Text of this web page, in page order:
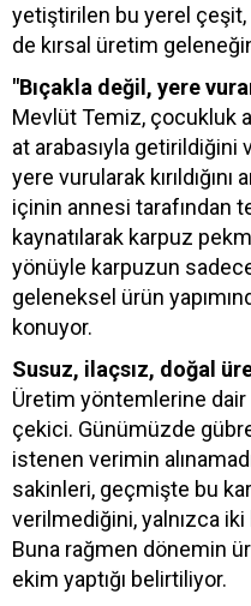
yetiştirilen bu yerel
de kırsal üretim
"Bıçakla değil, yere
Mevlüt Temiz, çocukluk
at arabasıyla getirildiğini
yere vurularak kırıldığını
içinin annesi tarafından
kaynatılarak karpuz
yönüyle karpuzun
geleneksel ürün
konuyor.
Susuz, ilaçsız, doğal
Üretim yöntemlerine dair
çekici. Günümüzde
istenen verimin
sakinleri, geçmişte bu
verilmediğini, yalnızca iki
Buna rağmen dönemin
ekim yaptığı belirtiliyor.